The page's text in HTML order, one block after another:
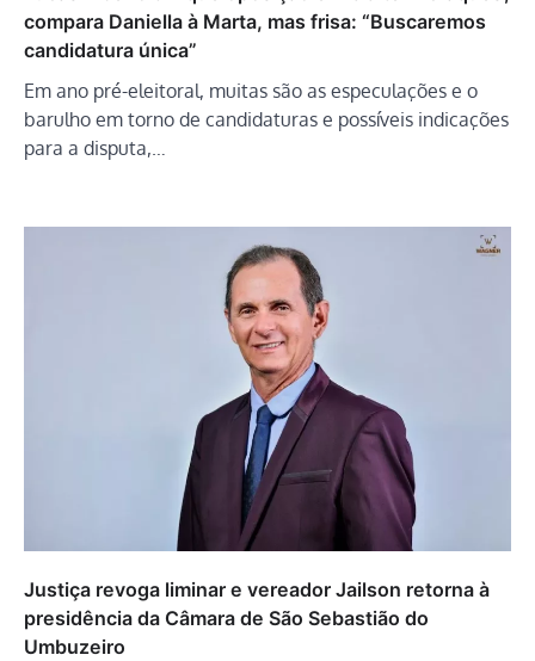
compara Daniella à Marta, mas frisa: “Buscaremos
candidatura única”
Em ano pré-eleitoral, muitas são as especulações e o
barulho em torno de candidaturas e possíveis indicações
para a disputa,…
Justiça revoga liminar e vereador Jailson retorna à
presidência da Câmara de São Sebastião do
Umbuzeiro